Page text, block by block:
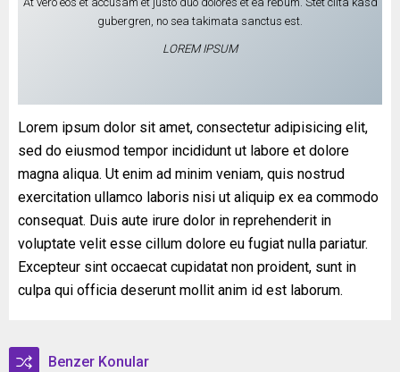
gubergren, no sea takimata sanctus est.
LOREM IPSUM
Lorem ipsum dolor sit amet, consectetur adipisicing elit,
sed do eiusmod tempor incididunt ut labore et dolore
magna aliqua. Ut enim ad minim veniam, quis nostrud
exercitation ullamco laboris nisi ut aliquip ex ea commodo
consequat. Duis aute irure dolor in reprehenderit in
voluptate velit esse cillum dolore eu fugiat nulla pariatur.
Excepteur sint occaecat cupidatat non proident, sunt in
culpa qui officia deserunt mollit anim id est laborum.
Benzer Konular